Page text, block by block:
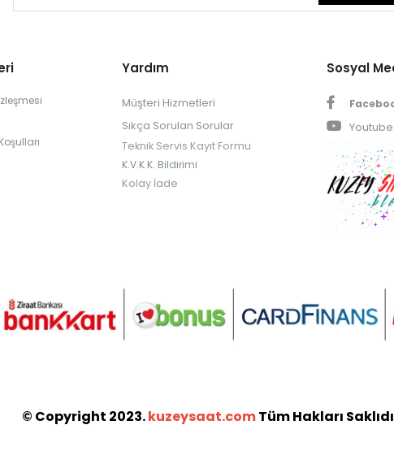
Yardım
Müşteri Hizmetleri
Sıkça Sorulan Sorular
Teknik Servis Kayıt Formu
K.V.K.K. Bildirimi
Kolay İade
Sosyal
Youtube
© Copyright 2023.kuzeysaat.comTüm Hakları